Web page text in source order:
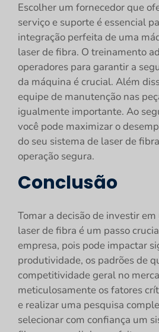
Escolher um fornecedor que
serviço e suporte é essencial
integração perfeita de uma
laser de fibra. O treinamento
operadores para garantir a
da máquina é crucial. Além
equipe de manutenção nas
igualmente importante. Ao
você pode maximizar o
do seu sistema de laser de
operação segura.
Conclusão
Tomar a decisão de investir
laser de fibra é um passo
empresa, pois pode impactar
produtividade, os padrões de
competitividade geral no
meticulosamente os fatores
e realizar uma pesquisa
selecionar com confiança um